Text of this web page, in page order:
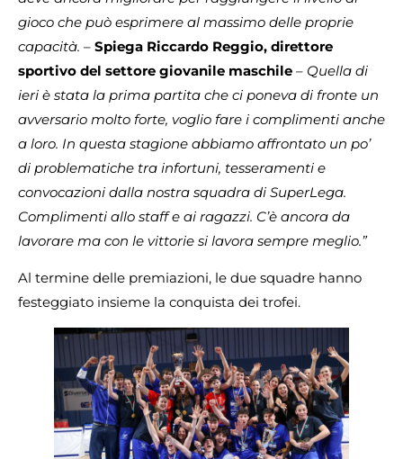
gioco che può esprimere al massimo delle proprie
capacità. – Spiega Riccardo Reggio, direttore
sportivo del settore giovanile maschile – Quella di
ieri è stata la prima partita che ci poneva di fronte un
avversario molto forte, voglio fare i complimenti anche
a loro. In questa stagione abbiamo affrontato un po’
di problematiche tra infortuni, tesseramenti e
convocazioni dalla nostra squadra di SuperLega.
Complimenti allo staff e ai ragazzi. C’è ancora da
lavorare ma con le vittorie si lavora sempre meglio.”
Al termine delle premiazioni, le due squadre hanno
festeggiato insieme la conquista dei trofei.